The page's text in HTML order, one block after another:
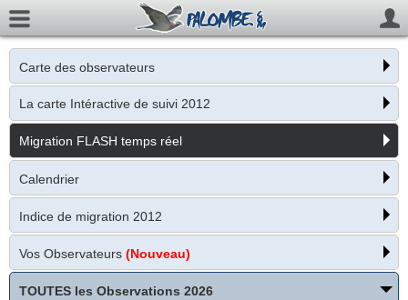
Carte des observateurs
La carte Intéractive de suivi 2012
Migration FLASH temps réel
Calendrier
Indice de migration 2012
Vos Observateurs (Nouveau)
TOUTES les Observations 2026